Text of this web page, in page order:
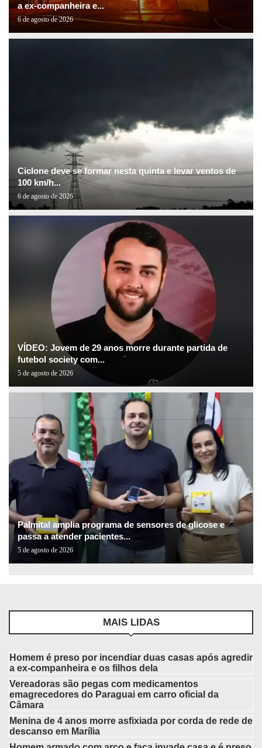
a ex-companheira e...
6 de agosto de 2026
Ciclone deve se formar nesta quinta e levar ventos de
100 km/h...
6 de agosto de 2026
VÍDEO: Jovem de 29 anos morre durante partida de
futebol society com...
5 de agosto de 2026
Palmital amplia programa de sensores de glicose e
passa a atender pacientes...
5 de agosto de 2026
MAIS LIDAS
Homem é preso por incendiar duas casas após agredir
a ex-companheira e os filhos dela
Vereadoras são pegas com medicamentos
emagrecedores do Paraguai em carro oficial da
Câmara
Menina de 4 anos morre asfixiada por corda de rede de
descanso em Marília